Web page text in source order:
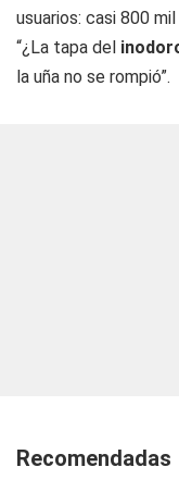
usuarios: casi 800
“¿La tapa del
la uña no se rompió”.
Recomendadas